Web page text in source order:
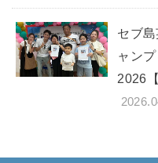
セブ
ャン
2026